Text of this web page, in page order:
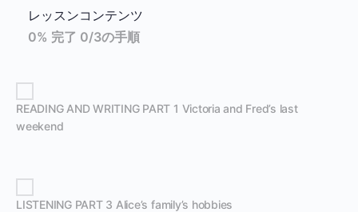
レッスンコンテンツ
0% 完了 0/3の手順
READING AND WRITING PART 1 Victoria and Fred’s last
weekend
LISTENING PART 3 Alice’s family’s hobbies